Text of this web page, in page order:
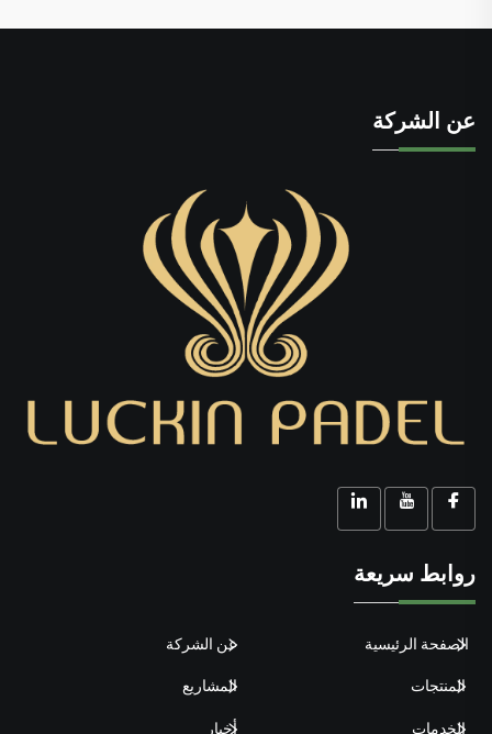
عن الشركة
روابط سريعة
الصفحة الرئيسية عن الشركة
المنتجات المشاريع
الخدمات أخبار